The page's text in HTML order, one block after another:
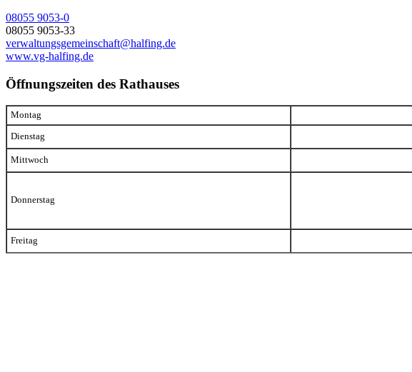
08055 9053-0
08055 9053-33
verwaltungsgemeinschaft@halfing.de
www.vg-halfing.de
Öffnungszeiten des Rathauses
Montag
Dienstag
Mittwoch
Donnerstag
Freitag